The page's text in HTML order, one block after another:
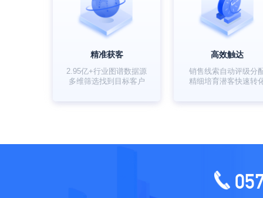
精准获客
2.95亿+行业图谱数据源
多维筛选找到目标客户
高效触达
销售线索自动评级分
精细培育潜客快速转